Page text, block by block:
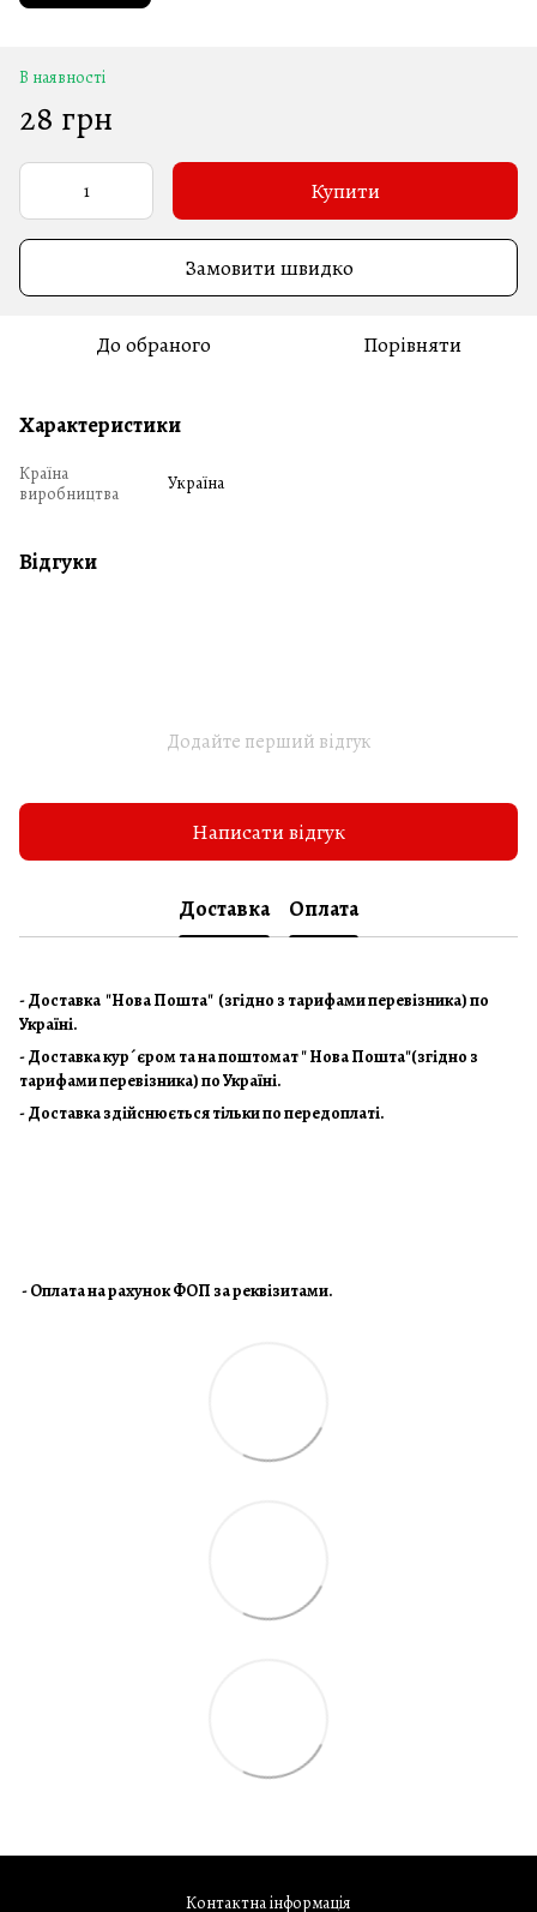
В наявності
28 грн
Купити
Замовити швидко
До обраного Порівняти
Характеристики
Країна
виробництва
Україна
Відгуки
Додайте перший відгук
Написати відгук
Доставка Оплата
- Доставка "Нова Пошта" (згідно з тарифами перевізника) по
Україні.
- Доставка кур´єром та на поштомат " Нова Пошта"(згідно з
тарифами перевізника) по Україні.
- Доставка здійснюється тільки по передоплаті.
- Оплата на рахунок ФОП за реквізитами.
Контактна інформація